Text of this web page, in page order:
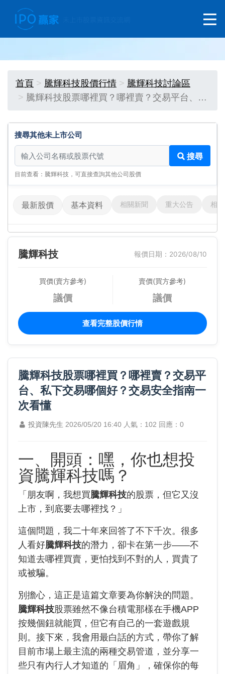
首頁 騰輝科技股價行情
騰輝科技討論區
騰輝科技股票哪裡買？哪裡賣？交易平台、…
搜尋其他未上市公司
搜尋其他未上市公司
搜尋
目前查看：騰輝科技，可直接查詢其他公司股價
最新股價 基本資料 相關新聞 重大公告 相
騰輝科技 報價日期：2026/08/10
買價(賣方參考)
議價
賣價(買方參考)
議價
查看完整股價行情
騰輝科技股票哪裡買？哪裡賣？交易平
台、私下交易哪個好？交易安全指南一
次看懂
投資陳先生 2026/05/20 16:40 人氣：102 回應：0
一、開頭：嘿，你也想投
資騰輝科技嗎？
「朋友啊，我想買騰輝科技的股票，但它又沒
上市，到底要去哪裡找？」
這個問題，我二十年來回答了不下千次。很多
人看好騰輝科技的潛力，卻卡在第一步——不
知道去哪裡買賣，更怕找到不對的人，買貴了
或被騙。
別擔心，這正是這篇文章要為你解決的問題。
騰輝科技股票雖然不像台積電那樣在手機APP
按幾個鈕就能買，但它有自己的一套遊戲規
則。接下來，我會用最白話的方式，帶你了解
目前市場上最主流的兩種交易管道，並分享一
些只有內行人才知道的「眉角」，確保你的每